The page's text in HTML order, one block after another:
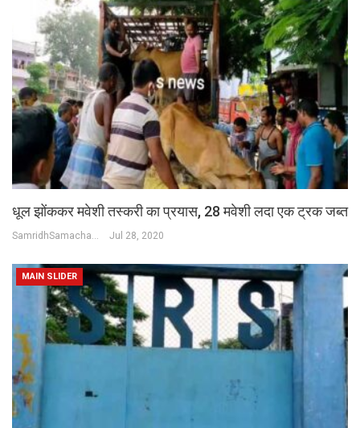
धूल झोंककर मवेशी तस्करी का प्रयास, 28 मवेशी लदा एक ट्रक जब्त
SamridhSamachar Desk Jul 28, 2020
MAIN SLIDER